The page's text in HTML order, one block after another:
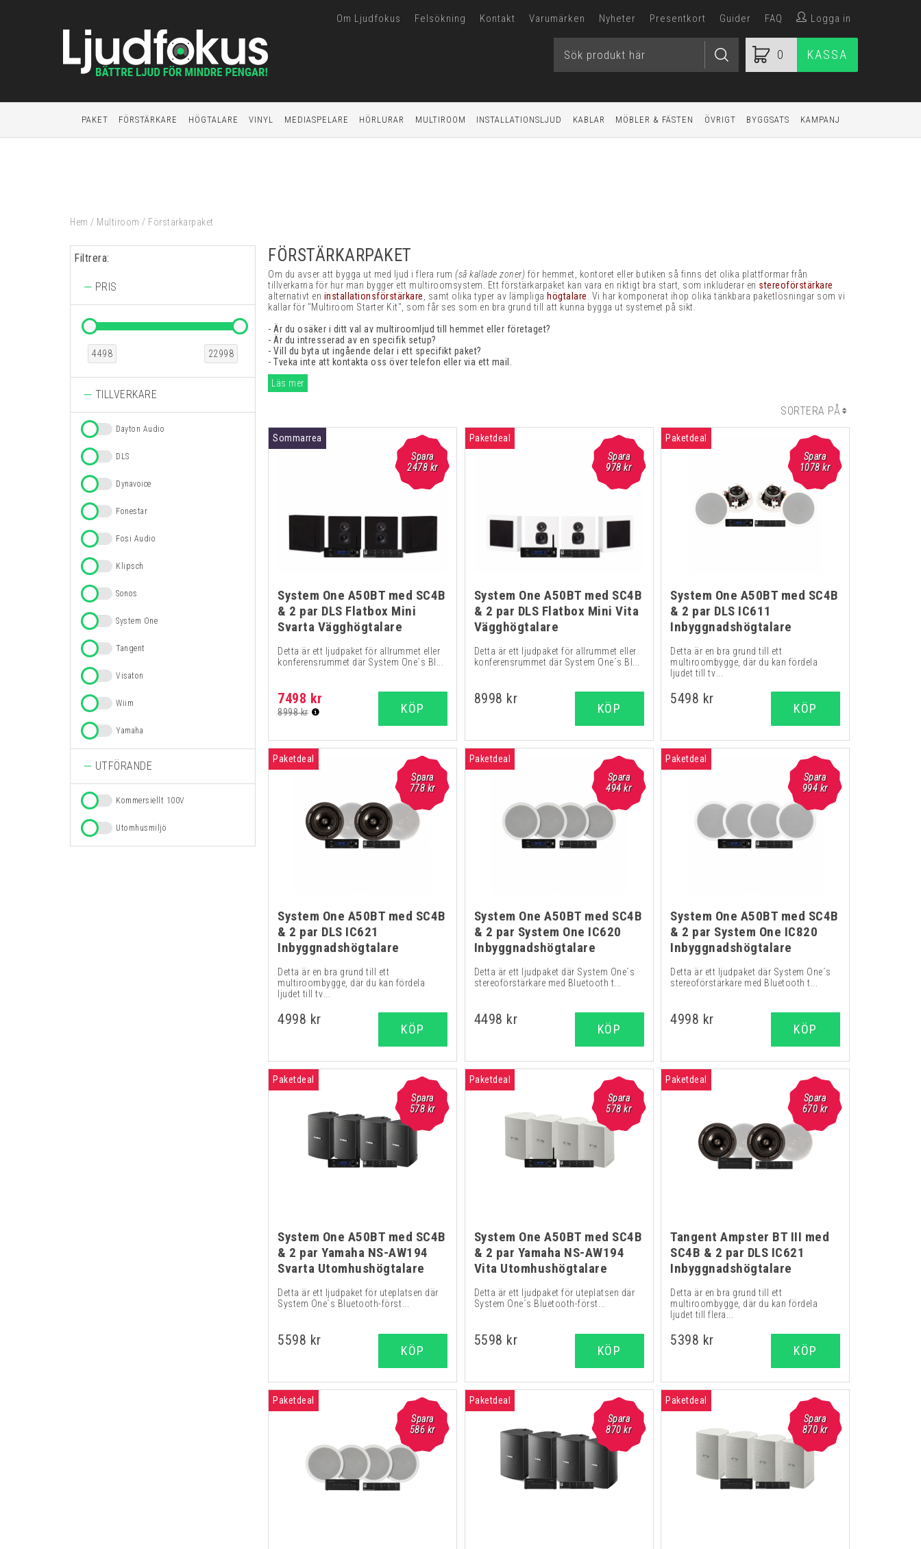
Om Ljudfokus Felsökning Kontakt Varumärken Nyheter Presentkort Guider FAQ Logga in
0 KASSA
PAKET FÖRSTÄRKARE HÖGTALARE VINYL MEDIASPELARE HÖRLURAR MULTIROOM INSTALLATIONSLJUD KABLAR MÖBLER & FÄSTEN ÖVRIGT BYGGSATS KAMPANJ
Hem / Multiroom / Förstärkarpaket
Filtrera:
PRIS
4498 22998
TILLVERKARE
Dayton Audio
DLS
Dynavoice
Fonestar
Fosi Audio
Klipsch
Sonos
System One
Tangent
Visaton
Wiim
Yamaha
UTFÖRANDE
Kommersiellt 100V
Utomhusmiljö
FÖRSTÄRKARPAKET
Om du avser att bygga ut med ljud i flera rum(så kallade zoner) för hemmet, kontoret eller butiken så finns det olika plattformar från
tillverkarna för hur man bygger ett multiroomsystem. Ett förstärkarpaket kan vara en riktigt bra start, som inkluderar en stereoförstärkare
alternativt en installationsförstärkare, samt olika typer av lämpliga högtalare. Vi har komponerat ihop olika tänkbara paketlösningar som vi
kallar för "Multiroom Starter Kit", som får ses som en bra grund till att kunna bygga ut systemet på sikt.
- Är du osäker i ditt val av multiroomljud till hemmet eller företaget?
- Är du intresserad av en specifik setup?
- Vill du byta ut ingående delar i ett specifikt paket?
- Tveka inte att kontakta oss över telefon eller via ett mail.
Läs mer
SORTERA PÅ
Spara
1500kr
Spara
2478 kr
Sommarrea
System One A50BT med SC4B
& 2 par DLS Flatbox Mini
Svarta Vägghögtalare
Detta är ett ljudpaket för allrummet eller
konferensrummet där System One´s Bl...
7498 kr
8998 kr KÖP
Spara
978 kr
Paketdeal
System One A50BT med SC4B
& 2 par DLS Flatbox Mini Vita
Vägghögtalare
Detta är ett ljudpaket för allrummet eller
konferensrummet där System One´s Bl...
8998 kr
KÖP
Spara
1078 kr
Paketdeal
System One A50BT med SC4B
& 2 par DLS IC611
Inbyggnadshögtalare
Detta är en bra grund till ett
multiroombygge, där du kan fördela
ljudet till tv...
5498 kr
KÖP
Spara
778 kr
Paketdeal
System One A50BT med SC4B
& 2 par DLS IC621
Inbyggnadshögtalare
Detta är en bra grund till ett
multiroombygge, där du kan fördela
ljudet till tv...
4998 kr
KÖP
Spara
494 kr
Paketdeal
System One A50BT med SC4B
& 2 par System One IC620
Inbyggnadshögtalare
Detta är ett ljudpaket där System One´s
stereoförstärkare med Bluetooth t...
4498 kr
KÖP
Spara
994 kr
Paketdeal
System One A50BT med SC4B
& 2 par System One IC820
Inbyggnadshögtalare
Detta är ett ljudpaket där System One´s
stereoförstärkare med Bluetooth t...
4998 kr
KÖP
Spara
578 kr
Paketdeal
System One A50BT med SC4B
& 2 par Yamaha NS-AW194
Svarta Utomhushögtalare
Detta är ett ljudpaket för uteplatsen där
System One´s Bluetooth-först...
5598 kr
KÖP
Spara
578 kr
Paketdeal
System One A50BT med SC4B
& 2 par Yamaha NS-AW194
Vita Utomhushögtalare
Detta är ett ljudpaket för uteplatsen där
System One´s Bluetooth-först...
5598 kr
KÖP
Spara
670 kr
Paketdeal
Tangent Ampster BT III med
SC4B & 2 par DLS IC621
Inbyggnadshögtalare
Detta är en bra grund till ett
multiroombygge, där du kan fördela
ljudet till flera...
5398 kr
KÖP
Spara
586 kr
Paketdeal
Spara
870 kr
Paketdeal
Spara
870 kr
Paketdeal